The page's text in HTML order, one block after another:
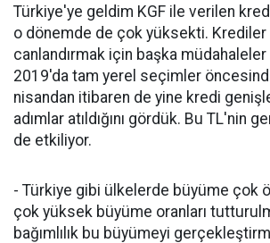
Türkiye'ye geldim KGF ile verilen
o dönemde de çok yüksekti. Krediler
canlandırmak için başka
2019'da tam yerel seçimler
nisandan itibaren de yine kredi
adımlar atıldığını gördük. Bu TL'nin
de etkiliyor.
- Türkiye gibi ülkelerde büyüme çok
çok yüksek büyüme oranları
bağımlılık bu büyümeyi